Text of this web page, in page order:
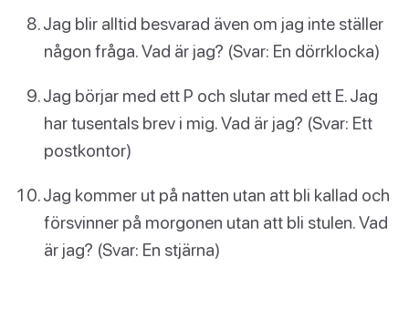
Jag blir alltid besvarad även om jag inte ställer
någon fråga. Vad är jag? (Svar: En dörrklocka)
Jag börjar med ett P och slutar med ett E. Jag
har tusentals brev i mig. Vad är jag? (Svar: Ett
postkontor)
Jag kommer ut på natten utan att bli kallad och
försvinner på morgonen utan att bli stulen. Vad
är jag? (Svar: En stjärna)